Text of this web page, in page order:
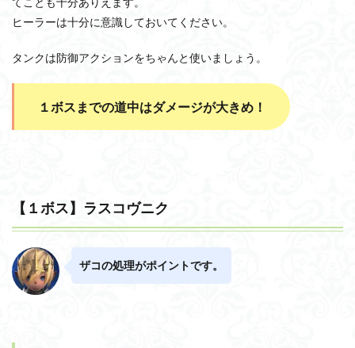
ヒーラーは十分に意識しておいてください。
タンクは防御アクションをちゃんと使いましょう。
１ボスまでの道中はダメージが大きめ！
【１ボス】ラスコヴニク
ザコの処理がポイントです。